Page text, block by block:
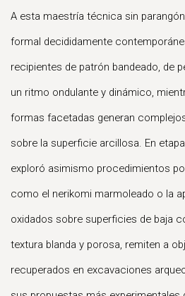
A esta maestría técnica sin
formal decididamente
recipientes de patrón bandeado, de
un ritmo ondulante y dinámico,
formas facetadas generan
sobre la superficie arcillosa. En
exploró asimismo procedimientos
como el nerikomi marmoleado o la
oxidados sobre superficies de baja
textura blanda y porosa, remiten a
recuperados en excavaciones